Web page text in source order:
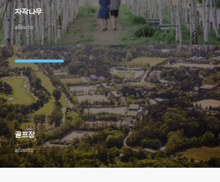
allowto
자작나무
allowto
골프장